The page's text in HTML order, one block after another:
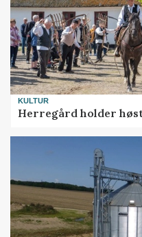
KULTUR
Herregård holder